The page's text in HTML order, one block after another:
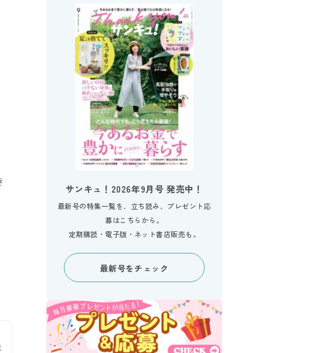
サンキュ！2026年9月号 発売中！
最新号の特集一覧を、立ち読み、プレゼント応
募はこちらから。
定期購読・電子版・ネット書店販売も。
最新号をチェック